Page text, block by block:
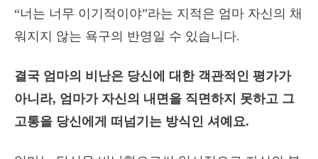
“너는 너무 이기적이야”라는 지적은 엄마 자신의 채
워지지 않는 욕구의 반영일 수 있습니다.
결국 엄마의 비난은 당신에 대한 객관적인 평가가
아니라, 엄마가 자신의 내면을 직면하지 못하고 그
고통을 당신에게 떠넘기는 방식인 셔예요.